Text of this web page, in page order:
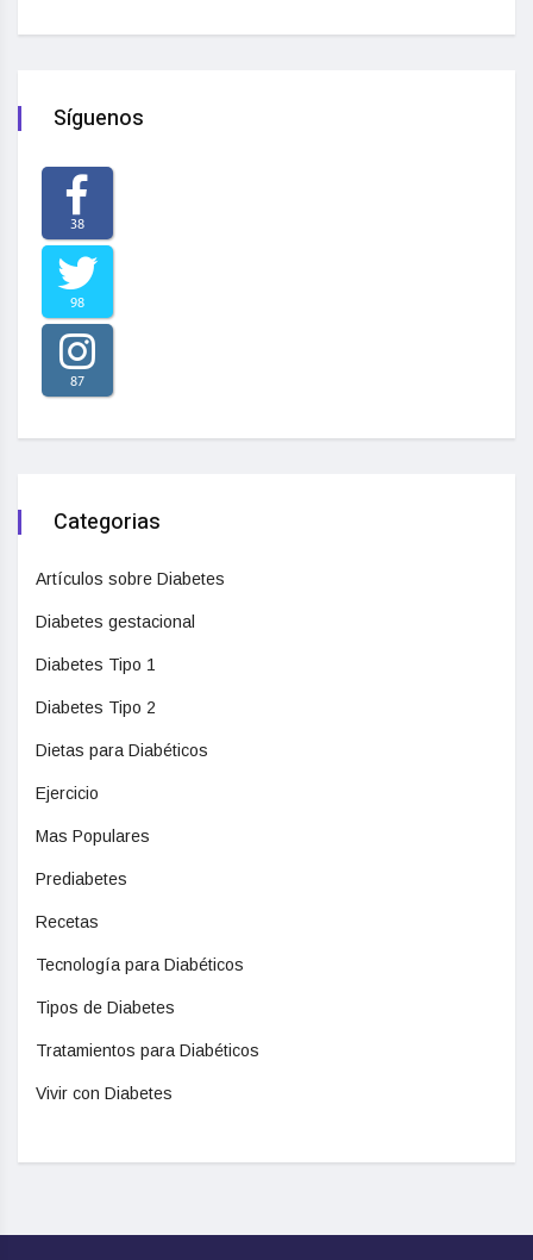
Síguenos
38
98
87
Categorias
Artículos sobre Diabetes
Diabetes gestacional
Diabetes Tipo 1
Diabetes Tipo 2
Dietas para Diabéticos
Ejercicio
Mas Populares
Prediabetes
Recetas
Tecnología para Diabéticos
Tipos de Diabetes
Tratamientos para Diabéticos
Vivir con Diabetes